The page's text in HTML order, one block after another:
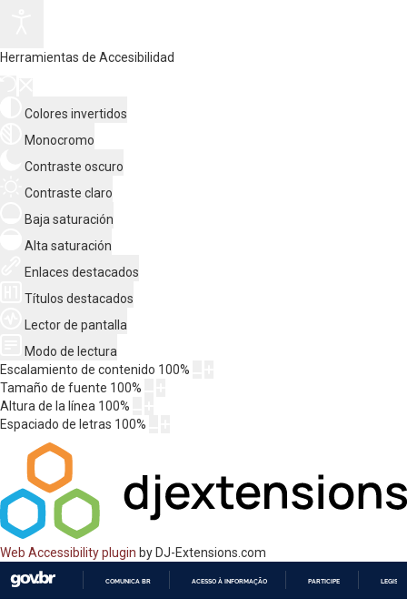
Herramientas de Accesibilidad
Colores invertidos
Monocromo
Contraste oscuro
Contraste claro
Baja saturación
Alta saturación
Enlaces destacados
Títulos destacados
Lector de pantalla
Modo de lectura
Escalamiento de contenido 100%
Tamaño de fuente 100%
Altura de la línea 100%
Espaciado de letras 100%
Web Accessibility plugin by DJ-Extensions.com
COMUNICA BR ACESSO À INFORMAÇÃO PARTICIPE